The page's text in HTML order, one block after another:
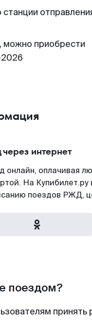
можно приобрести
интернет
онлайн, оплачивая
На Купибилет.ру
поездов РЖД,
поездом?
принять